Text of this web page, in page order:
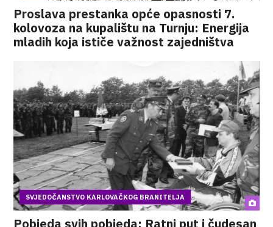
Proslava prestanka opće opasnosti 7.
kolovoza na kupalištu na Turnju: Energija
mladih koja ističe važnost zajedništva
SVJEDOČANSTVO KARLOVAČKOG BRANITELJA
Pobjeda svih pobjeda: Ratni put i čudesan